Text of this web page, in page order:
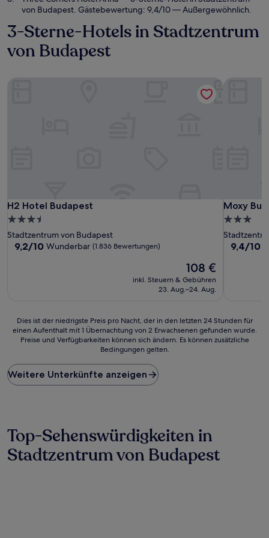
von Budapest. Gästebewertung: 9,4/10 — Außergewöhnlich.
3-Sterne-Hotels in Stadtzentrum
von Budapest
H2 Hotel Budapest
H2 Hotel Budapest
3.5-
Sterne-
Unterkunft
Stadtzentrum von Budapest
9.2
9,2/10 Wunderbar (1.836 Bewertungen)
Der
Preis
beträgt
108 €
inkl. Steuern & Gebühren
23. Aug.–24. Aug.
Moxy
Moxy
3.0-
Sterne-
9.4
9,4/10
Dies
ist
Preis
pro
Nacht,
letzten
24 Stunden
für
einen
Dies ist der niedrigste Preis pro Nacht, der in den letzten 24 Stunden für
einen Aufenthalt mit 1 Übernachtung von 2 Erwachsenen gefunden wurde.
Preise und Verfügbarkeiten können sich ändern. Es können zusätzliche
Bedingungen gelten.
Weitere Unterkünfte anzeigen
Top-Sehenswürdigkeiten in
Stadtzentrum von Budapest